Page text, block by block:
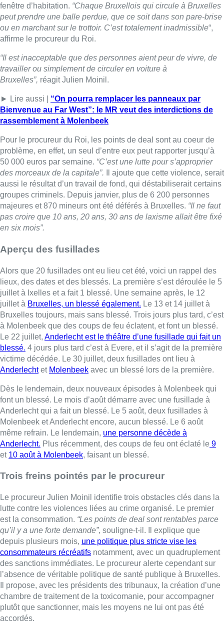
fenêtre d’habitation. “Chaque Bruxellois qui circule à Bruxelles
peut prendre une balle perdue, que ce soit dans son pare-brise
ou en marchant sur le trottoir. C’est totalement inadmissible“,
affirme le procureur du Roi.
“Il est inacceptable que des personnes aient peur de vivre, de
travailler ou simplement de circuler en voiture à
Bruxelles”, réagit Julien Moinil.
► Lire aussi | “On pourra remplacer les panneaux par
Bienvenue au Far West”: le MR veut des interdictions de
rassemblement à Molenbeek
Pour le procureur du Roi, les points de deal sont au coeur de
problème, en effet, un seul d’entre eux peut rapporter jusqu’à
50 000 euros par semaine. “C’est une lutte pour s’approprier
des morceaux de la capitale”.
Il ajoute que cette violence, serait
aussi le résultat d’un travail de fond, qui déstabiliserait certains
groupes criminels. Depuis janvier, plus de 6 200 personnes
majeures et 870 mineurs ont été déférés à Bruxelles. “Il ne faut
pas croire que 10 ans, 20 ans, 30 ans de laxisme allait être fixé
en six mois”.
Aperçu des fusillades
Alors que 20 fusillades ont eu lieu cet été, voici un rappel des
lieux, des dates et des blessés. La première s’est déroulée le 5
juillet à Ixelles et a fait 1 blessé. Une semaine après, le 12
juillet à Bruxelles, un blessé également. Le 13 et 14 juillet à
Bruxelles toujours, mais sans blessé. Trois jours plus tard, c’est
à Molenbeek que des coups de feu éclatent, et font un blessé.
Le 22 juillet, Anderlecht est le théâtre d’une fusillade qui fait un
blessé. 4 jours plus tard c’est à Evere, et il s’agit de la première
victime décédée. Le 30 juillet, deux fusillades ont lieu à
Anderlechtet Molenbeek avec un blessé lors de la première.
Dès le lendemain, deux nouveaux épisodes à Molenbeek qui
font un blessé. Le mois d’août démarre avec une fusillade à
Anderlecht qui a fait un blessé. Le 5 août, deux fusillades à
Molenbeek et Anderlecht encore, aucun blessé. Le 6 août
même refrain. Le lendemain, une personne décède à
Anderlecht. Plus récemment, des coups de feu ont éclaté le 9
et 10 août à Molenbeek, faisant un blessé.
Trois freins pointés par le procureur
Le procureur Julien Moinil identifie trois obstacles clés dans la
lutte contre les violences liées au crime organisé. Le premier
est la consommation. “Les points de deal sont rentables parce
qu’il y a une forte demande”, souligne-t-il. Il explique que
depuis plusieurs mois, une politique plus stricte vise les
consommateurs récréatifs notamment, avec un quadruplement
des sanctions immédiates. Le procureur alerte cependant sur
l’absence de véritable politique de santé publique à Bruxelles.
Il propose, avec les présidents des tribunaux, la création d’une
chambre de traitement de la toxicomanie, pour accompagner
plutôt que sanctionner, mais les moyens ne lui ont pas été
accordés.